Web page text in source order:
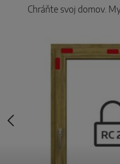
MACO Protect A-TS
INTELIGENTNÉ SENZOROVÉ
Chráňte svoj domov.